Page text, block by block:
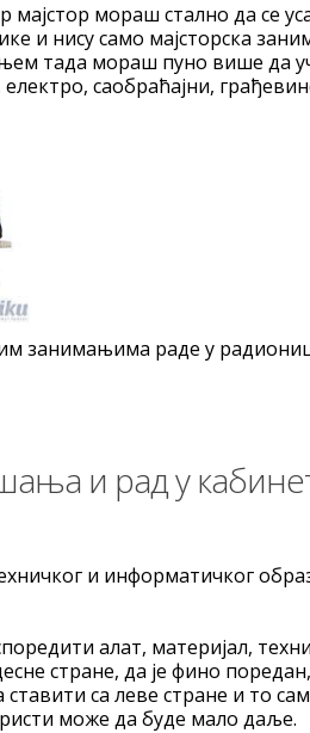
мајстор мораш стално да се
и нису само мајсторска
тада мораш пуно више да
саобраћајни,
занимањима раде у
и рад у
и информатичког
алат, материјал,
стране, да је фино
са леве стране и то
може да буде мало даље.